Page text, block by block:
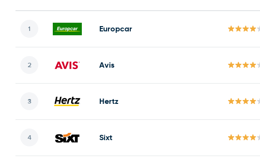
Europcar
Avis
Hertz
Sixt